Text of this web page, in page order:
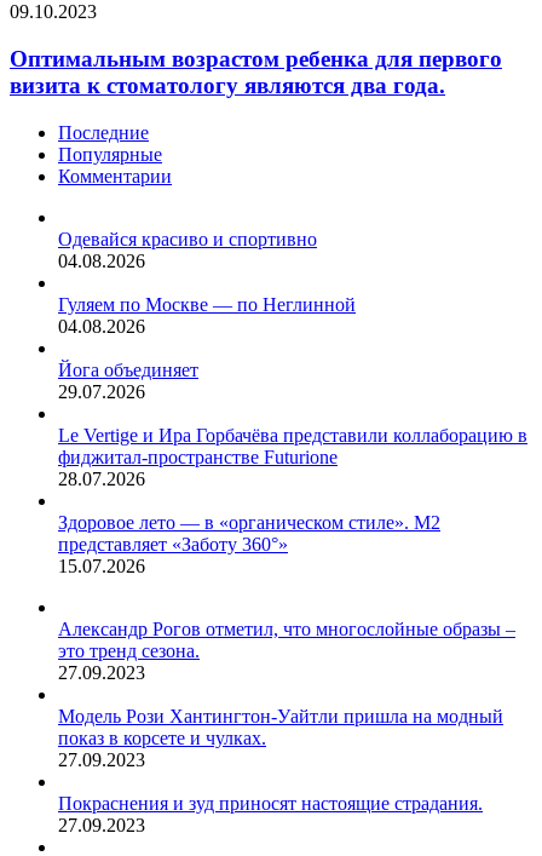
цвет
многоквартирного
можно…
лучшее
для
начала
снижения
Оптимальным
ребенка
для
первого
стоматологу
являются
года.
09.10.2023
Оптимальным возрастом ребенка для первого
визита к стоматологу являются два года.
Последние
Популярные
Комментарии
Одевайся красиво и спортивно
04.08.2026
Гуляем по Москве — по Неглинной
04.08.2026
Йога объединяет
29.07.2026
Le Vertige и Ира Горбачёва представили коллаборацию в
фиджитал-пространстве Futurione
28.07.2026
Здоровое лето — в «органическом стиле». М2
представляет «Заботу 360°»
15.07.2026
Александр Рогов отметил, что многослойные образы –
это тренд сезона.
27.09.2023
Модель Рози Хантингтон-Уайтли пришла на модный
показ в корсете и чулках.
27.09.2023
Покраснения и зуд приносят настоящие страдания.
27.09.2023